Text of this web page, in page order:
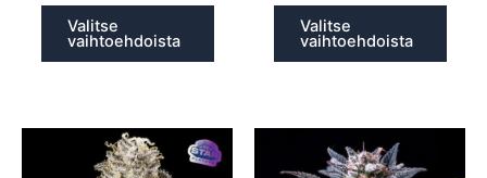
Valitse
vaihtoehdoista
Valitse
vaihtoehdoista
Tällä
tuotteella